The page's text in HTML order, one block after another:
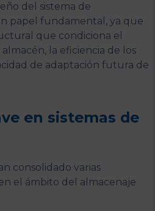
del sistema de
papel fundamental, ya que
que condiciona el
la eficiencia de los
de adaptación futura de
en sistemas de
consolidado varias
el ámbito del almacenaje